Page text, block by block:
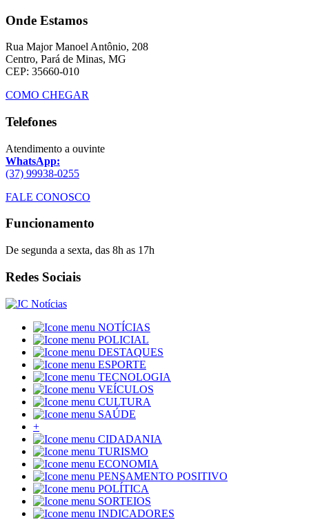
Onde Estamos
Rua Major Manoel Antônio, 208
Centro, Pará de Minas, MG
CEP: 35660-010
COMO CHEGAR
Telefones
Atendimento a ouvinte
WhatsApp:
(37) 99938-0255
FALE CONOSCO
Funcionamento
De segunda a sexta, das 8h as 17h
Redes Sociais
NOTÍCIAS
POLICIAL
DESTAQUES
ESPORTE
TECNOLOGIA
VEÍCULOS
CULTURA
SAÚDE
+
CIDADANIA
TURISMO
ECONOMIA
PENSAMENTO POSITIVO
POLÍTICA
SORTEIOS
INDICADORES